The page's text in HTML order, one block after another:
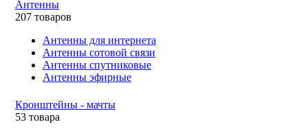
Антенны
207 товаров
Антенны для интернета
Антенны сотовой связи
Антенны спутниковые
Антенны эфирные
Кронштейны - мачты
53 товара